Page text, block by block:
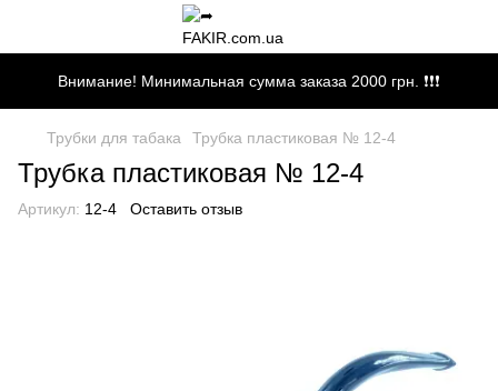
Внимание! Минимальная сумма заказа 2000 грн. ❗❗❗
Трубки для табака Трубка пластиковая № 12-4
Трубка пластиковая № 12-4
Артикул: 12-4 Оставить отзыв